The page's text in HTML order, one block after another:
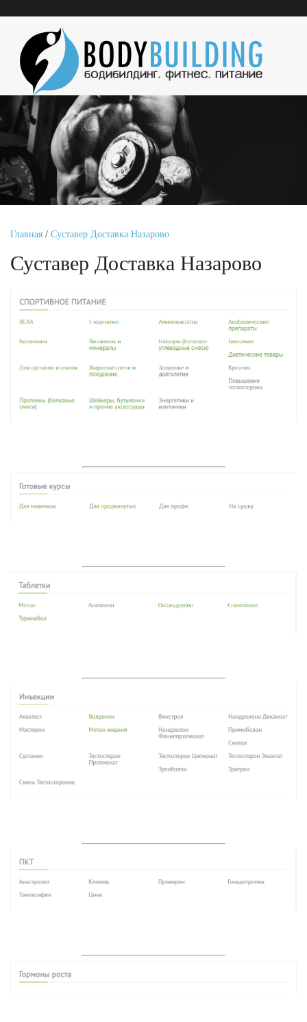
Главная / Суставер Доставка Назарово
Суставер Доставка Назарово